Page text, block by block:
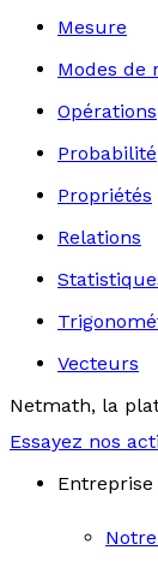
Mesure
Modes de
Opérations
Probabilité
Propriétés
Relations
Vecteurs
Netmath, la
Essayez nos
Entreprise